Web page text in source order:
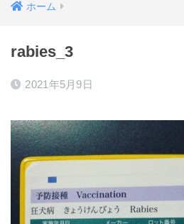
ホーム
rabies_3
2021年5月9日